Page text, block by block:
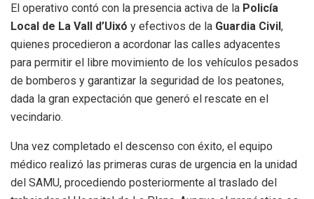
El operativo contó con la presencia activa de la Policía
Local de La Vall d’Uixó y efectivos de la Guardia Civil,
quienes procedieron a acordonar las calles adyacentes
para permitir el libre movimiento de los vehículos pesados
de bomberos y garantizar la seguridad de los peatones,
dada la gran expectación que generó el rescate en el
vecindario.
Una vez completado el descenso con éxito, el equipo
médico realizó las primeras curas de urgencia en la unidad
del SAMU, procediendo posteriormente al traslado del